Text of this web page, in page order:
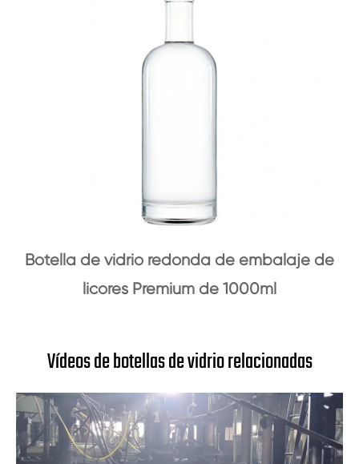
Botella de vidrio redonda de embalaje de
licores Premium de 1000ml
Vídeos de botellas de vidrio relacionadas